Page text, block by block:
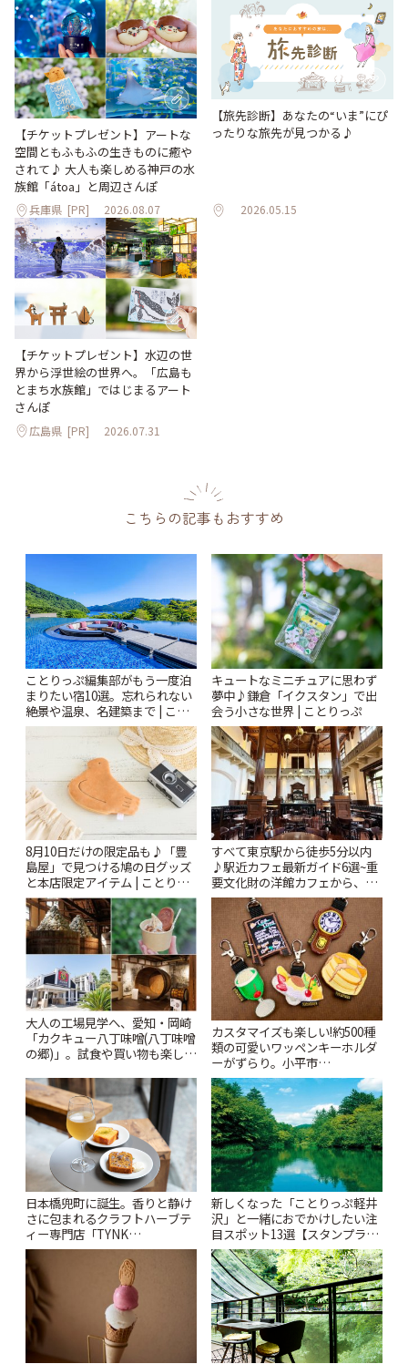
【チケットプレゼント】アートな
空間ともふもふの生きものに癒や
されて♪ 大人も楽しめる神戸の水
族館「átoa」と周辺さんぽ
兵庫県 [PR] 2026.08.07
【旅先診断】あなたの“いま”にぴ
ったりな旅先が見つかる♪
2026.05.15
【チケットプレゼント】水辺の世
界から浮世絵の世界へ。「広島も
とまち水族館」ではじまるアート
さんぽ
広島県 [PR] 2026.07.31
こちらの記事もおすすめ
ことりっぷ編集部がもう一度泊
まりたい宿10選。忘れられない
絶景や温泉、名建築まで | こと
りっぷ
キュートなミニチュアに思わず
夢中♪鎌倉「イクスタン」で出
会う小さな世界 | ことりっぷ
8月10日だけの限定品も♪「豊
島屋」で見つける鳩の日グッズ
と本店限定アイテム | ことりっ
ぷ
すべて東京駅から徒歩5分以内
♪駅近カフェ最新ガイド6選~重
要文化財の洋館カフェから、改
札すぐのレトロ喫茶まで~ | こと
りっぷ
大人の工場見学へ、愛知・岡崎
「カクキュー八丁味噌(八丁味噌
の郷)」。試食や買い物も楽しみ
カスタマイズも楽しい!約500種
類の可愛いワッペンキーホルダ
ーがずらり。小平市
「Kimamaya T&K」 | ことりっ
ぷ
日本橋兜町に誕生。香りと静け
さに包まれるクラフトハーブテ
ィー専門店「TYNK
Kabutocho」 | ことりっぷ
新しくなった「ことりっぷ軽井
沢」と一緒におでかけしたい注
目スポット13選【スタンプラリ
ー開催中】 | ことりっぷ